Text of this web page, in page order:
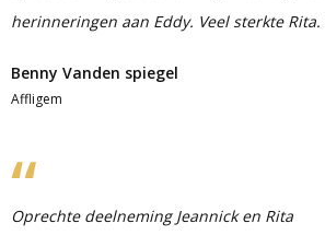
herinneringen aan Eddy. Veel sterkte Rita.
Benny Vanden spiegel
Affligem
Oprechte deelneming Jeannick en Rita